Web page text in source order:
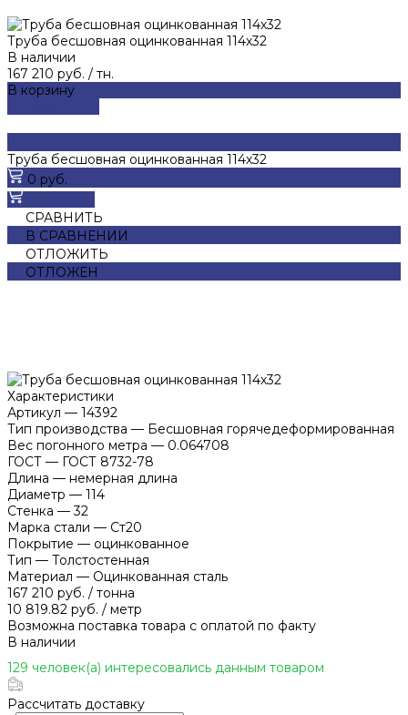
Труба бесшовная оцинкованная 114х32
В наличии
167 210 руб. / тн.
В корзину
Труба бесшовная оцинкованная 114х32
0 руб.
СРАВНИТЬ
В СРАВНЕНИИ
ОТЛОЖИТЬ
ОТЛОЖЕН
Характеристики
Артикул — 14392
Тип производства — Бесшовная горячедеформированная
Вес погонного метра — 0.064708
ГОСТ — ГОСТ 8732-78
Длина — немерная длина
Диаметр — 114
Стенка — 32
Марка стали — Ст20
Покрытие — оцинкованное
Тип — Толстостенная
Материал — Оцинкованная сталь
167 210 руб. / тонна
10 819.82 руб. / метр
Возможна поставка товара с оплатой по факту
В наличии
129 человек(а) интересовались данным товаром
Рассчитать доставку